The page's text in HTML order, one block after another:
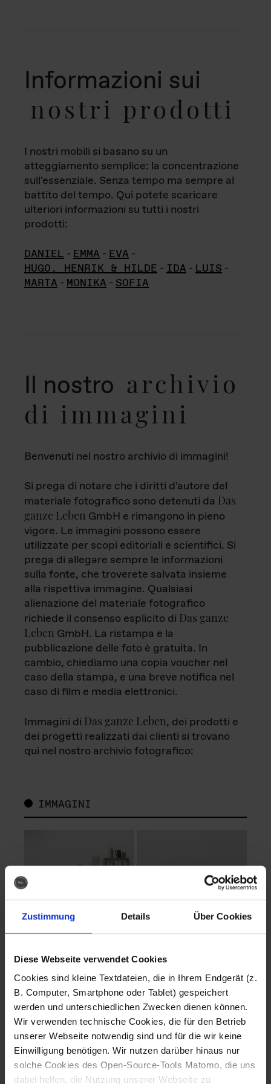
Zustimmung Details Über Cookies
Diese Webseite verwendet Cookies
Cookies sind kleine Textdateien, die in Ihrem Endgerät (z.
B. Computer, Smartphone oder Tablet) gespeichert
werden und unterschiedlichen Zwecken dienen können.
Wir verwenden technische Cookies, die für den Betrieb
unserer Webseite notwendig sind und für die wir keine
Einwilligung benötigen. Wir nutzen darüber hinaus nur
solche Cookies des Open-Source-Tools Matomo, die uns
dabei helfen, die Nutzung unserer Webseite zu
Informazioni sui
nostri prodotti
I nostri mobili si basano su un
atteggiamento semplice: la concentrazione
sull'essenziale. Senza tempo ma sempre al
battito del tempo. Qui potete scaricare
ulteriori informazioni su tutti i nostri
prodotti:
DANIEL - EMMA - EVA -
HUGO, HENRIK & HILDE - IDA - LUIS -
MARTA - MONIKA - SOFIA
Il nostro archivio
di immagini
Benvenuti nel nostro archivio di immagini!
Si prega di notare che i diritti d'autore del
materiale fotografico sono detenuti da Das
ganze Leben GmbH e rimangono in pieno
vigore. Le immagini possono essere
utilizzate per scopi editoriali e scientifici. Si
prega di allegare sempre le informazioni
sulla fonte, che troverete salvata insieme
alla rispettiva immagine. Qualsiasi
alienazione del materiale fotografico
richiede il consenso esplicito di Das ganze
Leben GmbH. La ristampa e la
pubblicazione delle foto è gratuita. In
cambio, chiediamo una copia voucher nel
caso della stampa, e una breve notifica nel
caso di film e media elettronici.
Immagini di Das ganze Leben, dei prodotti e
dei progetti realizzati dai clienti si trovano
qui nel nostro archivio fotografico:
IMMAGINI
Fotografo: Lorenz
Sternbach
Download
Fotografo: Lorenz
Sternbach
Download